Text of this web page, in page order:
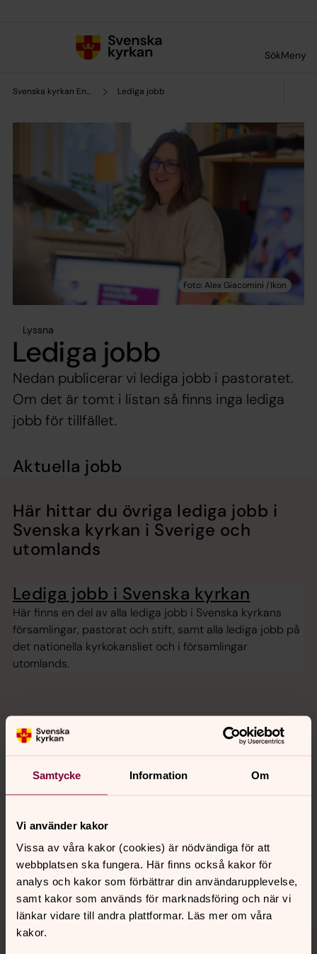
Samtycke Information Om
Vi använder kakor
Vissa av våra kakor (cookies) är nödvändiga för att
webbplatsen ska fungera. Här finns också kakor för
analys och kakor som förbättrar din användarupplevelse,
samt kakor som används för marknadsföring och när vi
länkar vidare till andra plattformar. Läs mer om våra
kakor.
SökMeny
Svenska kyrkan Enköping Lediga jobb
Lyssna
Lediga jobb
Nedan publicerar vi lediga jobb i pastoratet.
Om det är tomt i listan så finns inga lediga
jobb för tillfället.
Aktuella jobb
Här hittar du övriga lediga jobb i
Svenska kyrkan i Sverige och
utomlands
Lediga jobb i Svenska kyrkan
Här finns en del av alla lediga jobb i Svenska kyrkans
församlingar, pastorat och stift, samt alla lediga jobb på
det nationella kyrkokansliet och i församlingar
utomlands.
Senast ändrad 2 oktober 2025
Synpunkter eller frågor på sidans
Dela
Tillbaka till toppen
Tillbaka till innehållet